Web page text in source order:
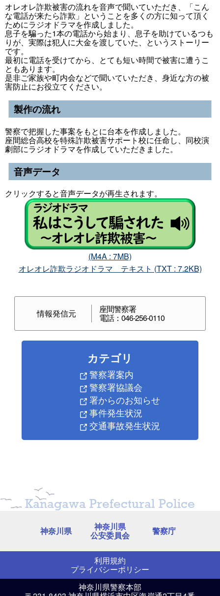
オレオレ詐欺被害の流れを音声で聞いていただき、「こん
な電話が来たら詐欺」ということを多くの方に知って頂く
ためにラジオドラマを作成しました。
息子を騙った1本の電話から始まり、息子を助けているつも
りが、実際は犯人に大金を渡していた、というストーリー
です。
最初に電話を受けてから、とても短い時間で被害に遭うこ
ともあります。
是非ご家族や町内会などで聞いていただき、身近な方の被
害防止にお役立てください。
製作の流れ
警察で把握した事案をもとに台本を作成しました。
座間総合高校を特殊詐欺被害サポート校に任命し、同校演
劇部にラジオドラマを作成していただきました。
音声データ
クリックすると音声データが再生されます。
(M4A : 7MB)
オレオレ詐欺ラジオドラマ テキスト (TXT : 7.2KB)
情報発信元 座間警察署
電話：046-256-0110
カテゴリ
警察署案内
警察署協議会
署からのお知らせ
事件発生状況
交通事故発生状況
Kanagawa Prefectural Police
神奈川県 神奈川県
公安委員会 警察庁
利用規約
プライバシーポリシー
神奈川県警察本部